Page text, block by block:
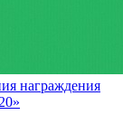
награждения